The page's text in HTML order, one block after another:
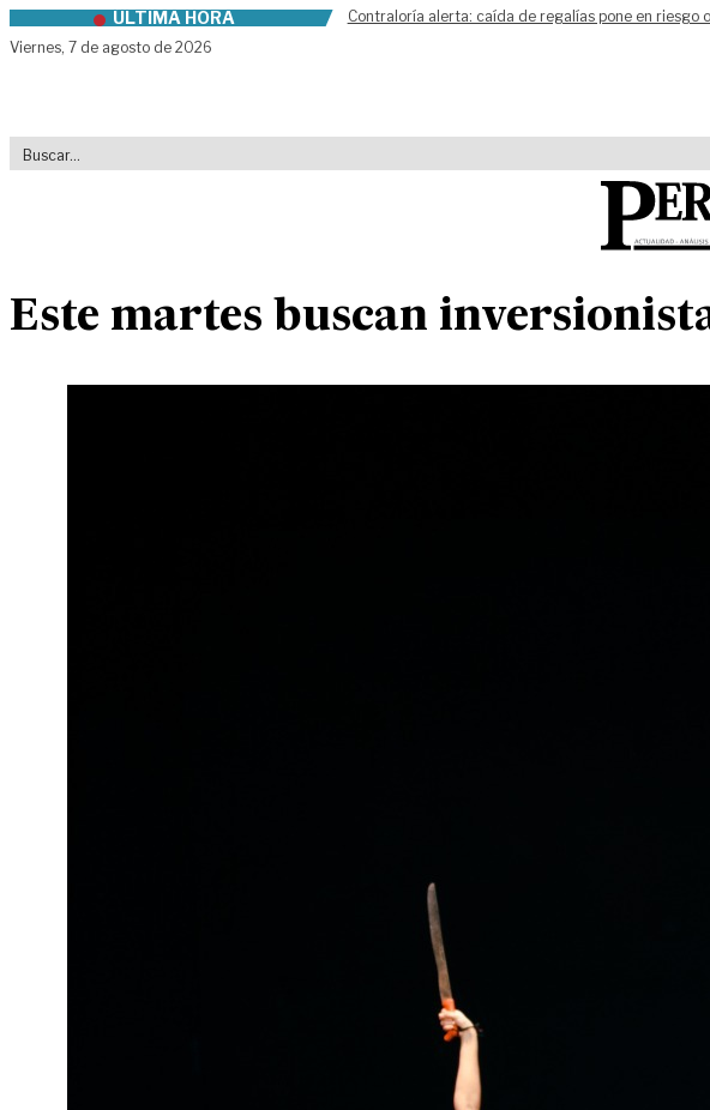
Skip to contentÚLTIMA HORA
Contraloría alerta: caída de regalías pone en riesgo
Viernes, 7 de agosto de 2026
Este martes buscan